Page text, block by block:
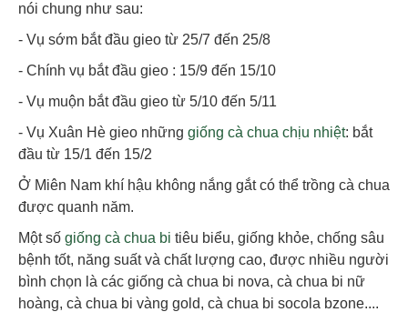
nói chung như sau:
- Vụ sớm bắt đầu gieo từ 25/7 đến 25/8
- Chính vụ bắt đầu gieo : 15/9 đến 15/10
- Vụ muộn bắt đầu gieo từ 5/10 đến 5/11
- Vụ Xuân Hè gieo những giống cà chua chịu nhiệt: bắt
đầu từ 15/1 đến 15/2
Ở Miên Nam khí hậu không nắng gắt có thể trồng cà chua
được quanh năm.
Một số giống cà chua bi tiêu biểu, giống khỏe, chống sâu
bệnh tốt, năng suất và chất lượng cao, được nhiều người
bình chọn là các giống cà chua bi nova, cà chua bi nữ
hoàng, cà chua bi vàng gold, cà chua bi socola bzone....